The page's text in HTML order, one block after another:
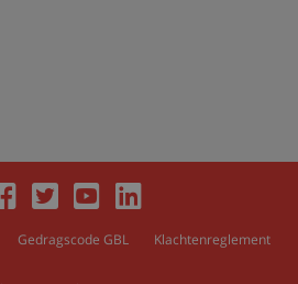
Gedragscode GBL Klachtenreglement